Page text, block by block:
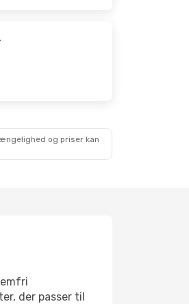
og priser kan
der passer til